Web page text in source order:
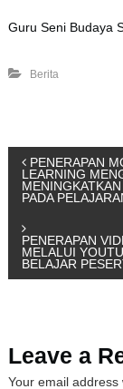
Guru Seni Budaya
Berita
P
o
t
a
PENERAPAN
LEARNING
PADA
PENERAPAN
MELALUI
BELAJAR
Leave a
Your email address